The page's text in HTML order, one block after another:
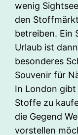
wenig
den
betreiben. Ein
Urlaub ist
besonderes
Souvenir für
In London
Stoffe zu
die Gegend
vorstellen